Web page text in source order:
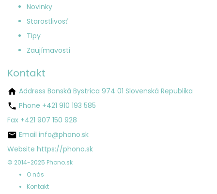
Novinky
Starostlivosť
Tipy
Zaujímavosti
Kontakt
Address Banská Bystrica 974 01 Slovenská Republika
Phone +421 910 193 585
Fax +421 907 150 928
Email info@phono.sk
Website https://phono.sk
© 2014-2025 Phono.sk
O nás
Kontakt